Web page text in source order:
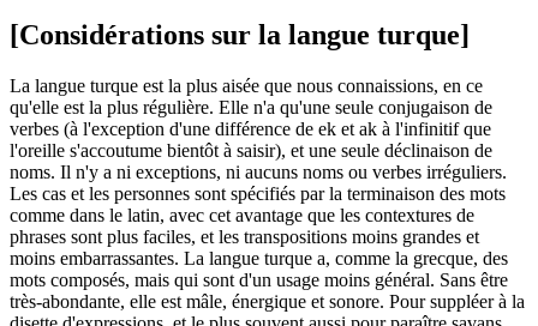
[Considérations sur la langue turque]
La langue turque est la plus aisée que nous connaissions, en ce
qu'elle est la plus régulière. Elle n'a qu'une seule conjugaison de
verbes (à l'exception d'une différence de ek et ak à l'infinitif que
l'oreille s'accoutume bientôt à saisir), et une seule déclinaison de
noms. Il n'y a ni exceptions, ni aucuns noms ou verbes irréguliers.
Les cas et les personnes sont spécifiés par la terminaison des mots
comme dans le latin, avec cet avantage que les contextures de
phrases sont plus faciles, et les transpositions moins grandes et
moins embarrassantes. La langue turque a, comme la grecque, des
mots composés, mais qui sont d'un usage moins général. Sans être
très-abondante, elle est mâle, énergique et sonore. Pour suppléer à la